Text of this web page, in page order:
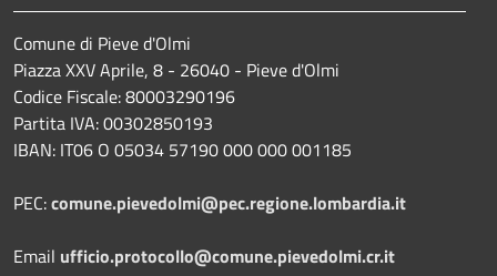
Comune di Pieve d'Olmi
Piazza XXV Aprile, 8 - 26040 - Pieve d'Olmi
Codice Fiscale: 80003290196
Partita IVA: 00302850193
IBAN: IT06 O 05034 57190 000 000 001185
PEC:comune.pievedolmi@pec.regione.lombardia.it
Email ufficio.protocollo@comune.pievedolmi.cr.it